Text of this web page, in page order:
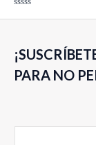
con
PARA NO